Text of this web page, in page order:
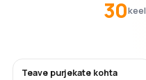
30
Teave purjekate kohta